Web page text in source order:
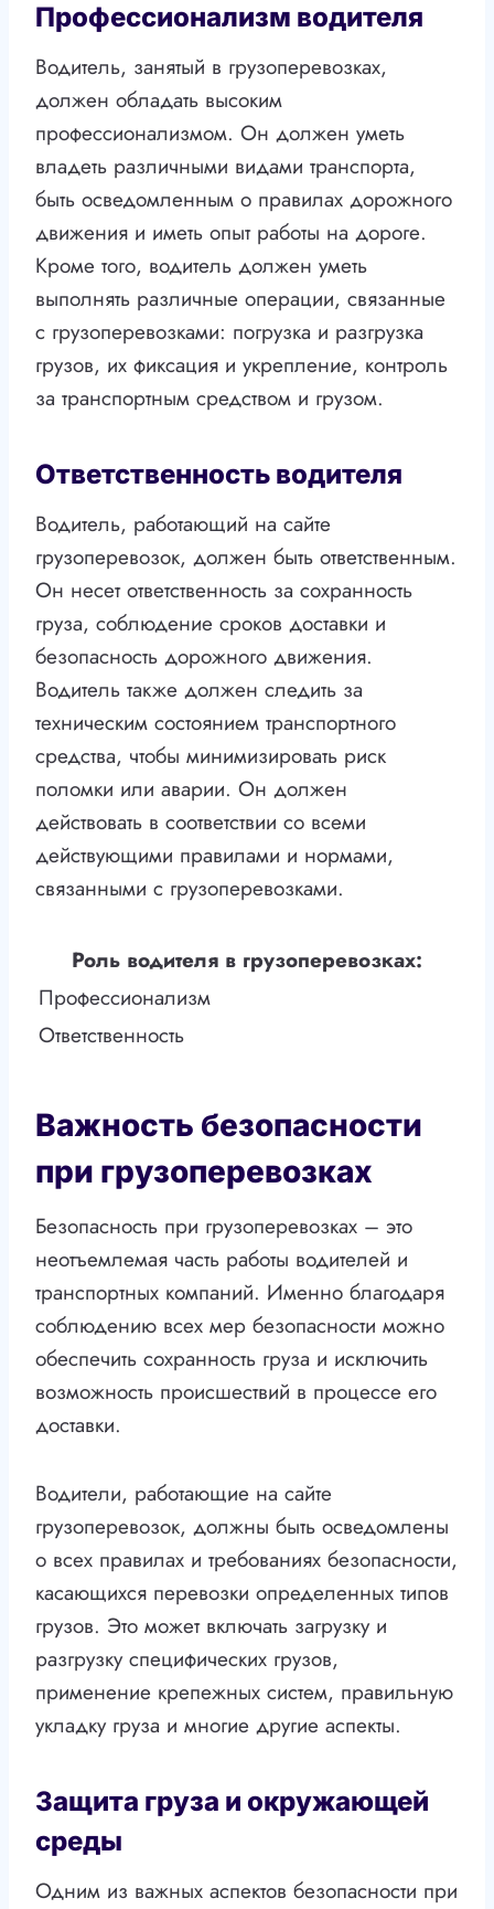
Профессионализм водителя
Водитель, занятый в грузоперевозках,
должен обладать высоким
профессионализмом. Он должен уметь
владеть различными видами транспорта,
быть осведомленным о правилах дорожного
движения и иметь опыт работы на дороге.
Кроме того, водитель должен уметь
выполнять различные операции, связанные
с грузоперевозками: погрузка и разгрузка
грузов, их фиксация и укрепление, контроль
за транспортным средством и грузом.
Ответственность водителя
Водитель, работающий на сайте
грузоперевозок, должен быть ответственным.
Он несет ответственность за сохранность
груза, соблюдение сроков доставки и
безопасность дорожного движения.
Водитель также должен следить за
техническим состоянием транспортного
средства, чтобы минимизировать риск
поломки или аварии. Он должен
действовать в соответствии со всеми
действующими правилами и нормами,
связанными с грузоперевозками.
Роль водителя в грузоперевозках:
Профессионализм
Ответственность
Важность безопасности
при грузоперевозках
Безопасность при грузоперевозках – это
неотъемлемая часть работы водителей и
транспортных компаний. Именно благодаря
соблюдению всех мер безопасности можно
обеспечить сохранность груза и исключить
возможность происшествий в процессе его
доставки.
Водители, работающие на сайте
грузоперевозок, должны быть осведомлены
о всех правилах и требованиях безопасности,
касающихся перевозки определенных типов
грузов. Это может включать загрузку и
разгрузку специфических грузов,
применение крепежных систем, правильную
укладку груза и многие другие аспекты.
Защита груза и окружающей
среды
Одним из важных аспектов безопасности при